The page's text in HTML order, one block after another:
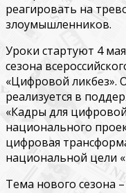
реагировать на
злоумышленников.
Уроки стартуют 4
сезона
«Цифровой ликбез».
реализуется в
«Кадры для
национального
цифровая
национальной цели
Тема нового сезона